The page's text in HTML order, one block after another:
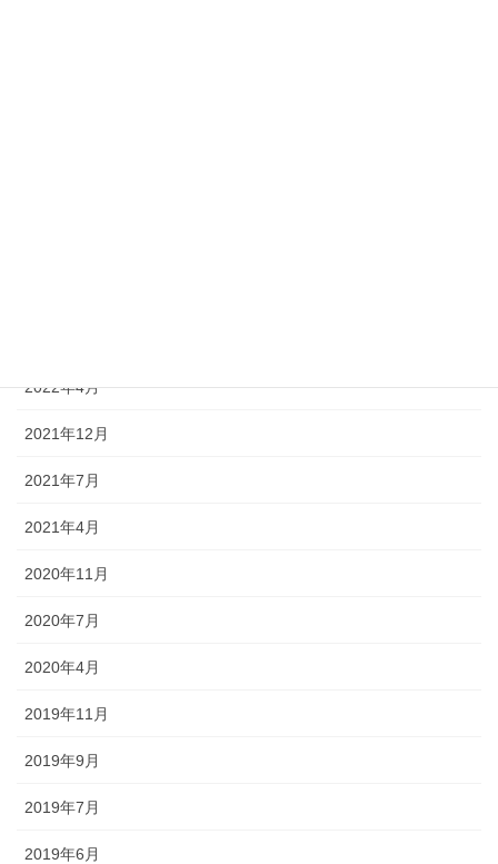
2022年4月
2021年12月
2021年7月
2021年4月
2020年11月
2020年7月
2020年4月
2019年11月
2019年9月
2019年7月
2019年6月